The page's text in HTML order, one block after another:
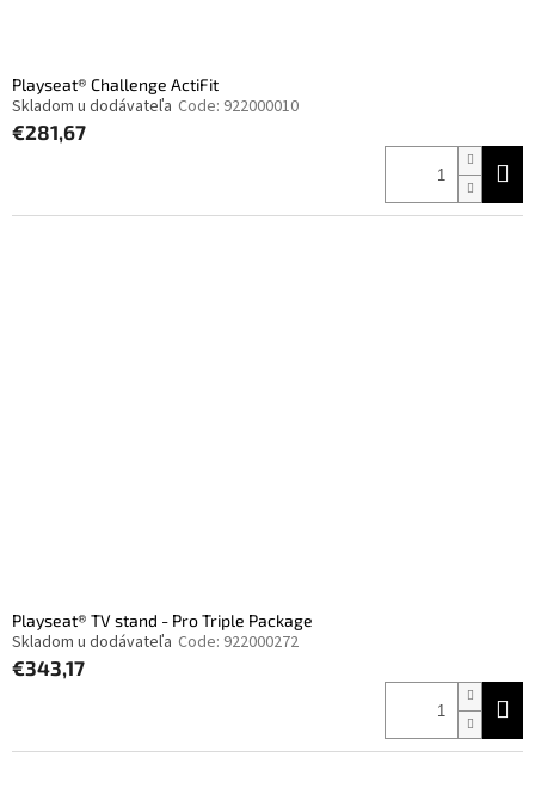
Playseat® Challenge ActiFit
Skladom u dodávateľa Code: 922000010
€281,67
Playseat® TV stand - Pro Triple Package
Skladom u dodávateľa Code: 922000272
€343,17